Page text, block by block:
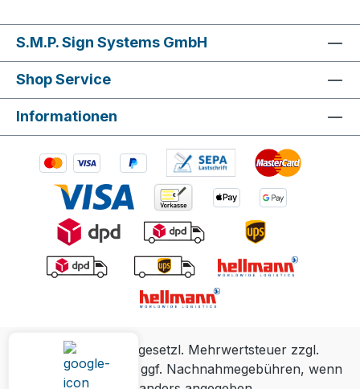
S.M.P. Sign Systems GmbH
Shop Service
Informationen
Alle Preise inkl. gesetzl. Mehrwertsteuer zzgl.
Versandkostenund ggf. Nachnahmegebühren, wenn